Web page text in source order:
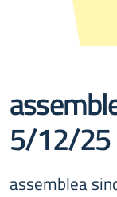
5/12/25
assemblea